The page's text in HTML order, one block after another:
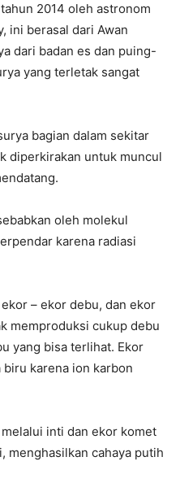
2014 oleh astronom
ini berasal dari Awan
dari badan es dan puing-
yang terletak sangat
bagian dalam sekitar
diperkirakan untuk muncul
oleh molekul
karena radiasi
– ekor debu, dan ekor
memproduksi cukup debu
yang bisa terlihat. Ekor
karena ion karbon
inti dan ekor komet
menghasilkan cahaya putih